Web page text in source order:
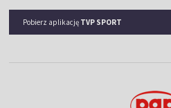
Pobierz aplikację TVP SPORT